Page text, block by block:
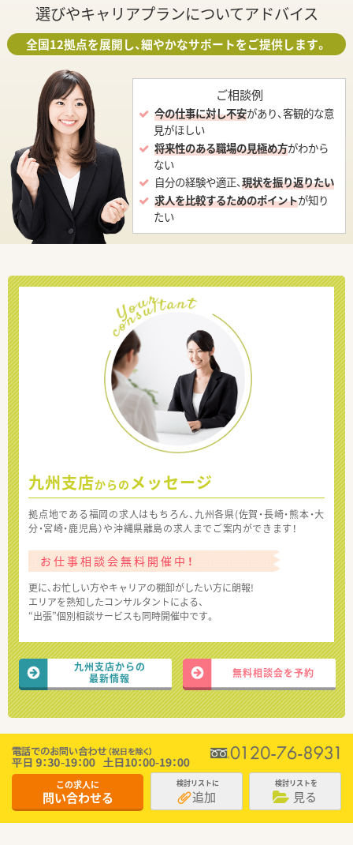
選びやキャリアプランについてアドバイス
全国12拠点を展開し、細やかなサポートをご提供します。
ご相談例
今の仕事に対し不安があり、客観的な意
見がほしい
将来性のある職場の見極め方がわから
ない
自分の経験や適正、現状を振り返りたい
求人を比較するためのポイントが知り
たい
九州支店からの メッセージ
拠点地である福岡の求人はもちろん、九州各県(佐賀・長崎・熊本・大
分・宮崎・鹿児島）や沖縄県離島の求人までご案内ができます！
お仕事相談会無料開催中！
更に、お忙しい方やキャリアの棚卸がしたい方に朗報!
エリアを熟知したコンサルタントによる、
“出張”個別相談サービスも同時開催中です。
九州支店からの
最新情報
無料相談会を予約
この求人に
問い合わせる
検討リストに
追加
検討リストを
見る